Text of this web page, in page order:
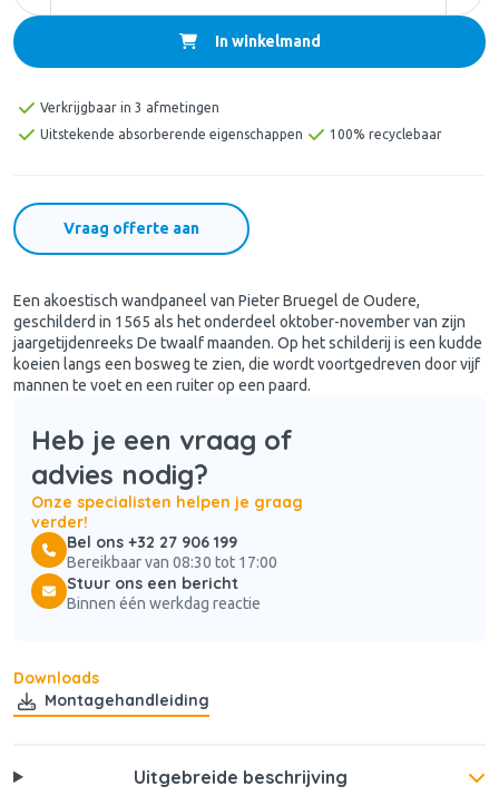
In winkelmand
Verkrijgbaar in 3 afmetingen
Uitstekende absorberende eigenschappen
100% recyclebaar
Vraag offerte aan
Een akoestisch wandpaneel van Pieter Bruegel de Oudere,
geschilderd in 1565 als het onderdeel oktober-november van zijn
jaargetijdenreeks De twaalf maanden. Op het schilderij is een kudde
koeien langs een bosweg te zien, die wordt voortgedreven door vijf
mannen te voet en een ruiter op een paard.
Heb je een vraag of
advies nodig?
Onze specialisten helpen je graag
verder!
Bel ons +32 27 906 199
Bereikbaar van 08:30 tot 17:00
Stuur ons een bericht
Binnen één werkdag reactie
Downloads
Montagehandleiding
Uitgebreide beschrijving